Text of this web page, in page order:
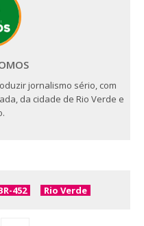
jornalismo sério, com
da cidade de Rio Verde e
452 Rio Verde